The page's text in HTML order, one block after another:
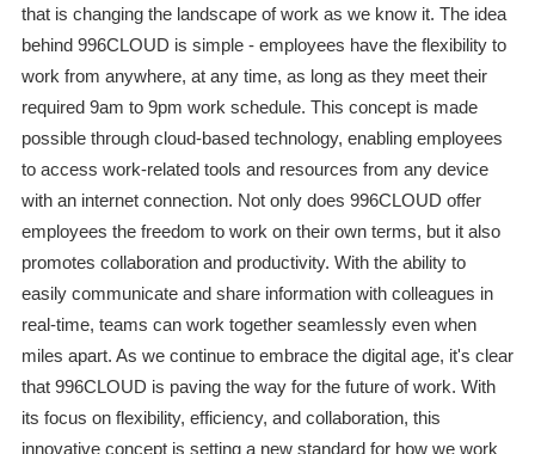
that is changing the landscape of work as we know it. The idea
behind 996CLOUD is simple - employees have the flexibility to
work from anywhere, at any time, as long as they meet their
required 9am to 9pm work schedule. This concept is made
possible through cloud-based technology, enabling employees
to access work-related tools and resources from any device
with an internet connection. Not only does 996CLOUD offer
employees the freedom to work on their own terms, but it also
promotes collaboration and productivity. With the ability to
easily communicate and share information with colleagues in
real-time, teams can work together seamlessly even when
miles apart. As we continue to embrace the digital age, it's clear
that 996CLOUD is paving the way for the future of work. With
its focus on flexibility, efficiency, and collaboration, this
innovative concept is setting a new standard for how we work